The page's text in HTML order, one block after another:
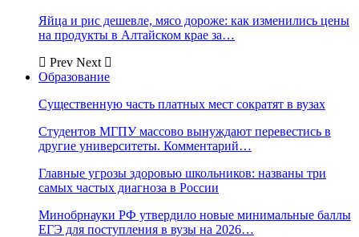
Яйца и рис дешевле, мясо дороже: как изменились цены
на продукты в Алтайском крае за…
Prev Next
Образование
Существенную часть платных мест сократят в вузах
Студентов МГПУ массово вынуждают перевестись в
другие университеты. Комментарий…
Главные угрозы здоровью школьников: названы три
самых частых диагноза в России
Минобрнауки РФ утвердило новые минимальные баллы
ЕГЭ для поступления в вузы на 2026…